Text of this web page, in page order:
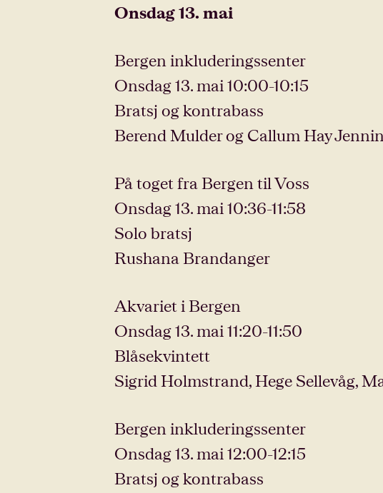
Onsdag 13. mai
Bergen inkluderingssenter
Onsdag 13. mai 10:00-10:15
Bratsj og kontrabass
Berend Mulder og Callum Hay
På toget fra Bergen til Voss
Onsdag 13. mai 10:36-11:58
Solo bratsj
Rushana Brandanger
Akvariet i Bergen
Onsdag 13. mai 11:20-11:50
Blåsekvintett
Sigrid Holmstrand, Hege Sellevåg,
Bergen inkluderingssenter
Onsdag 13. mai 12:00-12:15
Bratsj og kontrabass